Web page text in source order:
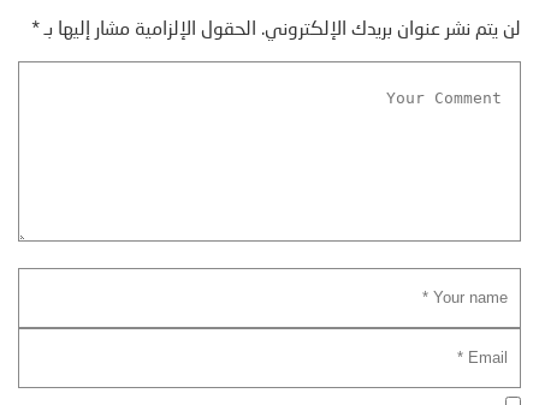
لن يتم نشر عنوان بريدك الإلكتروني. الحقول الإلزامية مشار إليها بـ*